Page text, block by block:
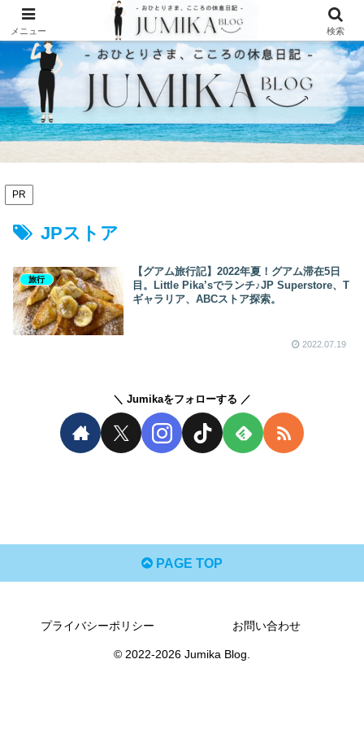
PR
JPストア
旅行
【グアム旅行記】2022年夏！グアム滞在5日
目。Little Pika’sでランチ♪JP Superstore、T
ギャラリア、ABCストア探索。
2022.07.19
Jumikaをフォローする
PAGE TOP
プライバシーポリシー お問い合わせ
© 2022-2026 Jumika Blog.
メニュー 検索